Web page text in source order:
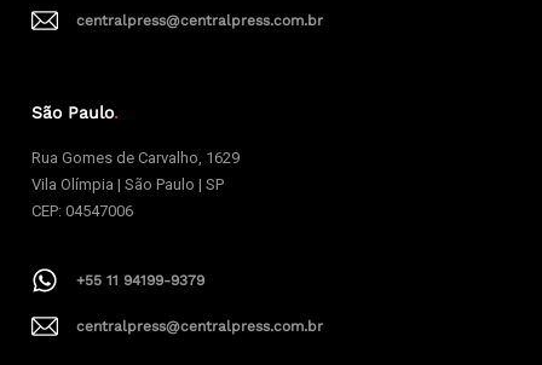
centralpress@centralpress.com.br
São Paulo.
Rua Gomes de Carvalho, 1629
Vila Olímpia | São Paulo | SP
CEP: 04547006
+55 11 94199-9379
centralpress@centralpress.com.br